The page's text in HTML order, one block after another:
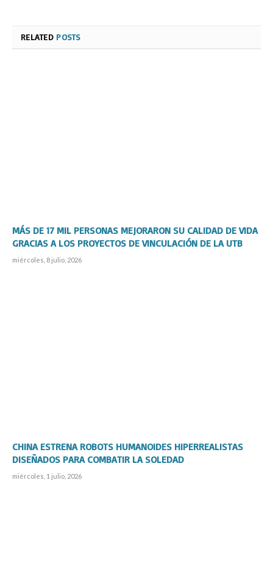
RELATED POSTS
MÁS DE 17 MIL PERSONAS MEJORARON SU CALIDAD DE VIDA
GRACIAS A LOS PROYECTOS DE VINCULACIÓN DE LA UTB
miércoles, 8 julio, 2026
CHINA ESTRENA ROBOTS HUMANOIDES HIPERREALISTAS
DISEÑADOS PARA COMBATIR LA SOLEDAD
miércoles, 1 julio, 2026